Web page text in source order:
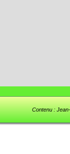
Contenu :